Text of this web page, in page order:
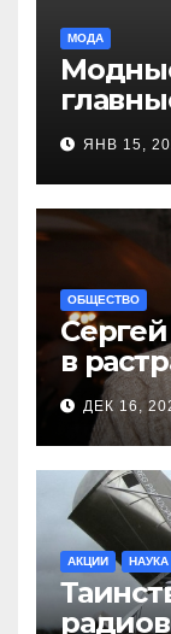
МОДА
ЯНВ 15,
ОБЩЕСТВО
в
меня
ДЕК 16,
АКЦИИ НАУКА